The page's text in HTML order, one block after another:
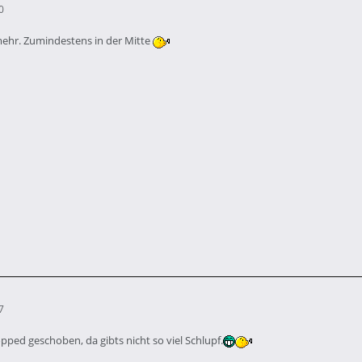
Zumindestens in der Mitte
geschoben, da gibts nicht so viel Schlupf.